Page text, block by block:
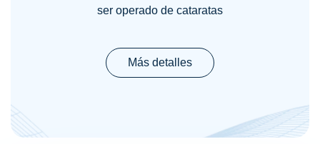
ser operado de cataratas
Más detalles